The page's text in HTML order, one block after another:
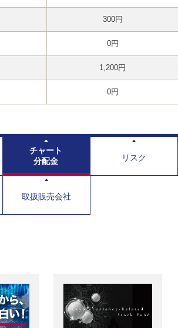
300円
0円
1,200円
0円
チャート
分配金
リスク
取扱販売会社